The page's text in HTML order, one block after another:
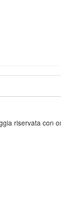
riservata con